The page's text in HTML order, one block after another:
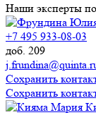
Наши эксперты
+7 495 933-08-03
доб. 209
Сохранить
Сохранить